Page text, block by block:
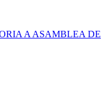
A ASAMBLEA DE